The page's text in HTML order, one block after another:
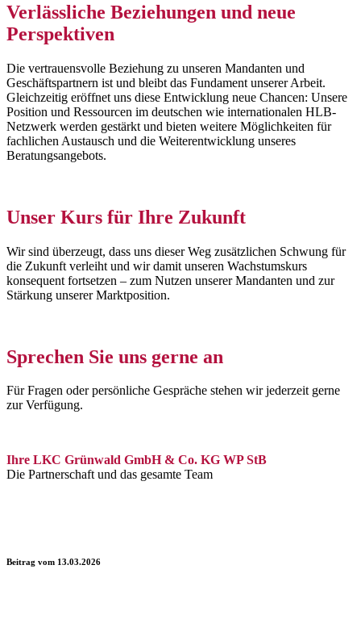
Verlässliche Beziehungen und neue
Perspektiven
Die vertrauensvolle Beziehung zu unseren Mandanten und
Geschäftspartnern ist und bleibt das Fundament unserer Arbeit.
Gleichzeitig eröffnet uns diese Entwicklung neue Chancen: Unsere
Position und Ressourcen im deutschen wie internationalen HLB-
Netzwerk werden gestärkt und bieten weitere Möglichkeiten für
fachlichen Austausch und die Weiterentwicklung unseres
Beratungsangebots.
Unser Kurs für Ihre Zukunft
Wir sind überzeugt, dass uns dieser Weg zusätzlichen Schwung für
die Zukunft verleiht und wir damit unseren Wachstumskurs
konsequent fortsetzen – zum Nutzen unserer Mandanten und zur
Stärkung unserer Marktposition.
Sprechen Sie uns gerne an
Für Fragen oder persönliche Gespräche stehen wir jederzeit gerne
zur Verfügung.
Ihre LKC Grünwald GmbH & Co. KG WP StB
Die Partnerschaft und das gesamte Team
Beitrag vom 13.03.2026